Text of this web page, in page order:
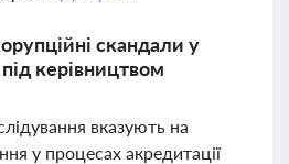
скандали у
керівництвом
вказують на
у процесах акредитації